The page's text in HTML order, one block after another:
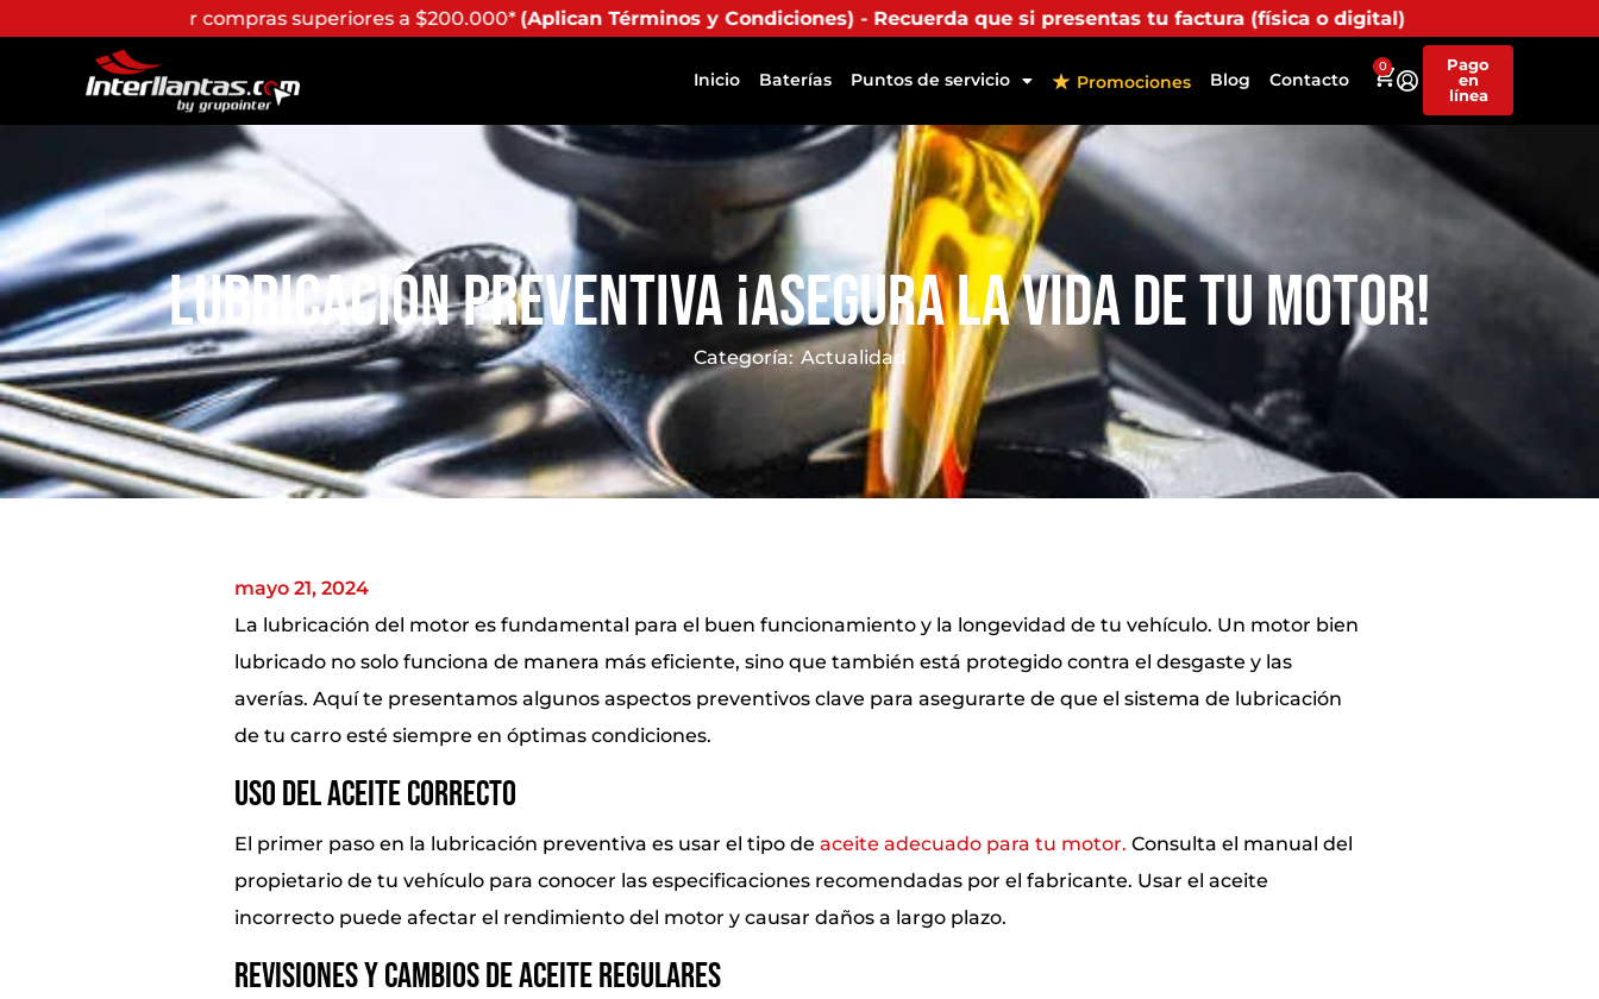
superiores a $200.000*(Aplican Términos y Condiciones) - Recuerda que si presentas tu factura (física o digital) en uno de nuestros puntos propios,
Inicio Baterías Puntos de servicio Promociones Blog Contacto
0
Pago
en
línea
Lubricación Preventiva ¡Asegura la Vida de tu Motor!
Categoría: Actualidad
mayo 21, 2024
La lubricación del motor es fundamental para el buen funcionamiento y la longevidad de tu vehículo. Un motor bien
lubricado no solo funciona de manera más eficiente, sino que también está protegido contra el desgaste y las
averías. Aquí te presentamos algunos aspectos preventivos clave para asegurarte de que el sistema de lubricación
de tu carro esté siempre en óptimas condiciones.
Uso del Aceite Correcto
El primer paso en la lubricación preventiva es usar el tipo de aceite adecuado para tu motor. Consulta el manual del
propietario de tu vehículo para conocer las especificaciones recomendadas por el fabricante. Usar el aceite
incorrecto puede afectar el rendimiento del motor y causar daños a largo plazo.
Revisiones y Cambios de Aceite Regulares